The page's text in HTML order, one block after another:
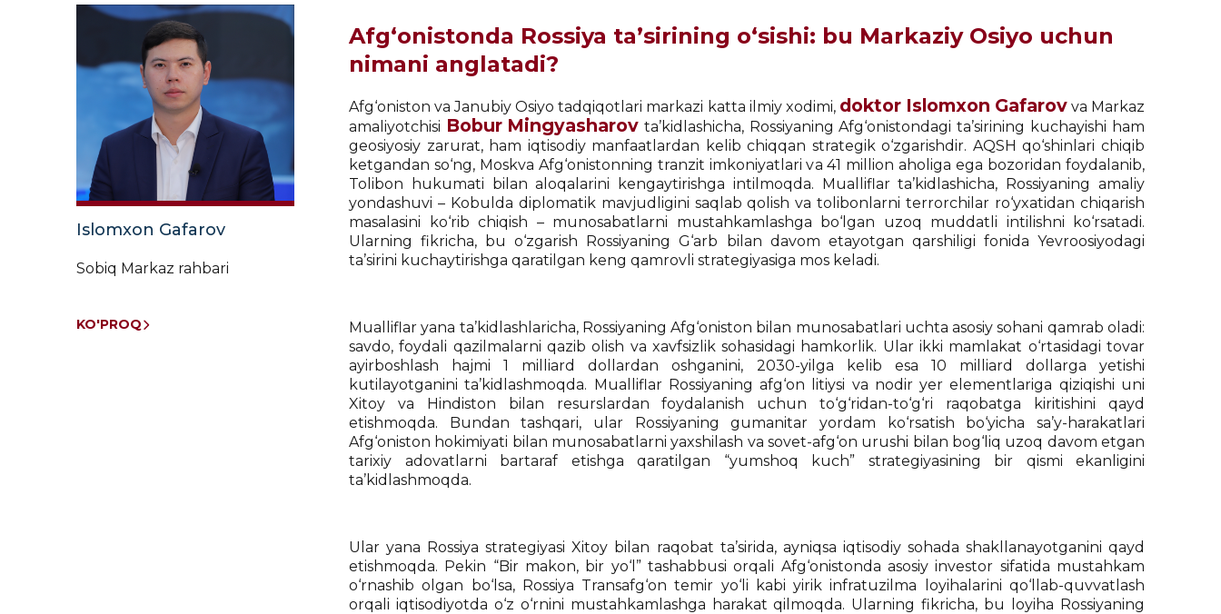
Islomxon Gafarov
Sobiq Markaz rahbari
KO'PROQ
Afg‘onistonda Rossiya ta’sirining o‘sishi: bu Markaziy Osiyo uchun
nimani anglatadi?
Afg‘oniston va Janubiy Osiyo tadqiqotlari markazi katta ilmiy xodimi, doktor Islomxon Gafarovva Markaz
amaliyotchisi Bobur Mingyasharovta’kidlashicha, Rossiyaning Afg‘onistondagi ta’sirining kuchayishi ham
geosiyosiy zarurat, ham iqtisodiy manfaatlardan kelib chiqqan strategik o‘zgarishdir. AQSH qo‘shinlari chiqib
ketgandan so‘ng, Moskva Afg‘onistonning tranzit imkoniyatlari va 41 million aholiga ega bozoridan foydalanib,
Tolibon hukumati bilan aloqalarini kengaytirishga intilmoqda. Mualliflar ta’kidlashicha, Rossiyaning amaliy
yondashuvi – Kobulda diplomatik mavjudligini saqlab qolish va tolibonlarni terrorchilar ro‘yxatidan chiqarish
masalasini ko‘rib chiqish – munosabatlarni mustahkamlashga bo‘lgan uzoq muddatli intilishni ko‘rsatadi.
Ularning fikricha, bu o‘zgarish Rossiyaning G‘arb bilan davom etayotgan qarshiligi fonida Yevroosiyodagi
ta’sirini kuchaytirishga qaratilgan keng qamrovli strategiyasiga mos keladi.
Mualliflar yana ta’kidlashlaricha, Rossiyaning Afg‘oniston bilan munosabatlari uchta asosiy sohani qamrab oladi:
savdo, foydali qazilmalarni qazib olish va xavfsizlik sohasidagi hamkorlik. Ular ikki mamlakat o‘rtasidagi tovar
ayirboshlash hajmi 1 milliard dollardan oshganini, 2030-yilga kelib esa 10 milliard dollarga yetishi
kutilayotganini ta’kidlashmoqda. Mualliflar Rossiyaning afg‘on litiysi va nodir yer elementlariga qiziqishi uni
Xitoy va Hindiston bilan resurslardan foydalanish uchun to‘g‘ridan-to‘g‘ri raqobatga kiritishini qayd
etishmoqda. Bundan tashqari, ular Rossiyaning gumanitar yordam ko‘rsatish bo‘yicha sa’y-harakatlari
Afg‘oniston hokimiyati bilan munosabatlarni yaxshilash va sovet-afg‘on urushi bilan bog‘liq uzoq davom etgan
tarixiy adovatlarni bartaraf etishga qaratilgan “yumshoq kuch” strategiyasining bir qismi ekanligini
ta’kidlashmoqda.
Ular yana Rossiya strategiyasi Xitoy bilan raqobat ta’sirida, ayniqsa iqtisodiy sohada shakllanayotganini qayd
etishmoqda. Pekin “Bir makon, bir yo‘l” tashabbusi orqali Afg‘onistonda asosiy investor sifatida mustahkam
o‘rnashib olgan bo‘lsa, Rossiya Transafg‘on temir yo‘li kabi yirik infratuzilma loyihalarini qo‘llab-quvvatlash
orqali iqtisodiyotda o‘z o‘rnini mustahkamlashga harakat qilmoqda. Ularning fikricha, bu loyiha Rossiyaning